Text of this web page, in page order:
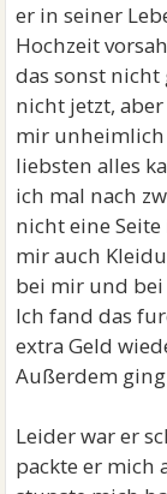
er in seiner
Hochzeit
das sonst
nicht jetzt,
mir unheimlich
liebsten alles
ich mal nach
nicht eine
mir auch
bei mir und bei
Ich fand das
extra Geld
Außerdem
Leider war er
packte er mich